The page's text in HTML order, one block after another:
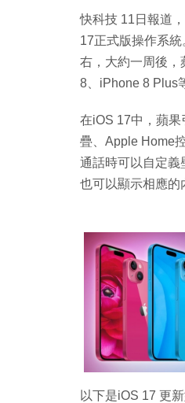
快科技 11日報道
17正式版操作系
右，大約一周後
8、iPhone 8 Plus
在iOS 17中，蘋
疊、Apple Home
通話時可以自定義
也可以顯示相應的
以下是iOS 17 更